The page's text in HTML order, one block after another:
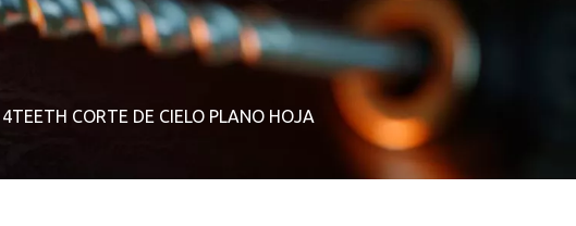
4TEETH CORTE DE CIELO PLANO HOJA